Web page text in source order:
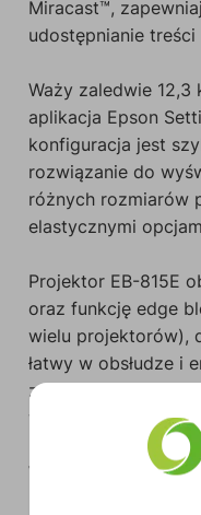
Miracast™,
udostępnianie
Waży zaledwie 12,3
aplikacja Epson
konfiguracja jest
rozwiązanie do
różnych rozmiarów
elastycznymi
Projektor EB-815E
oraz funkcję edge
wielu projektorów),
łatwy w obsłudze i
zapewniający ultra
wideokonferencji.
W połączeniu z